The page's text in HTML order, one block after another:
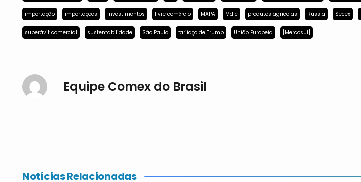
importação importações investimentos livre comércio MAPA Mdic produtos agrícolas Rússia Secex
superávit comercial sustentabilidade São Paulo tarifaço de Trump União Europeia [Mercosul]
Equipe Comex do Brasil
Notícias Relacionadas